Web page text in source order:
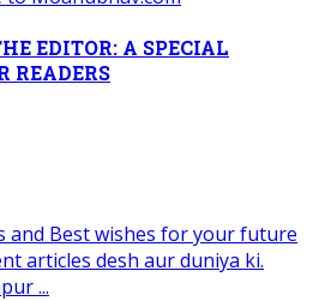
EDITOR: A SPECIAL
READERS
and Best wishes for your future
articles desh aur duniya ki.
...